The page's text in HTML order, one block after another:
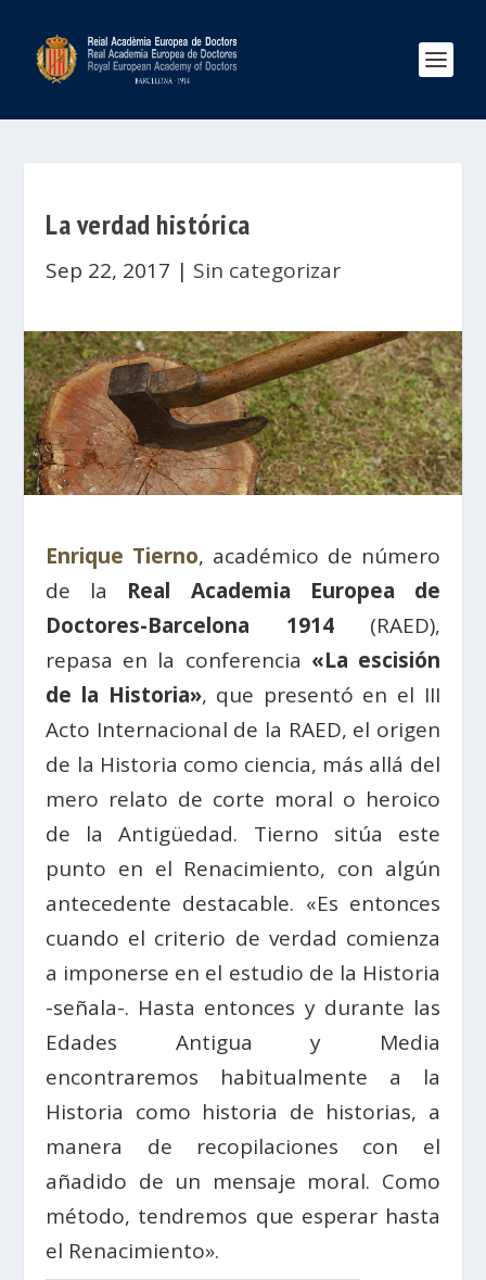
La verdad histórica
Sep 22, 2017 | Sin categorizar
Enrique Tierno, académico de número
de la Real Academia Europea de
Doctores-Barcelona 1914(RAED),
repasa en la conferencia «La escisión
de la Historia», que presentó en el III
Acto Internacional de la RAED, el origen
de la Historia como ciencia, más allá del
mero relato de corte moral o heroico
de la Antigüedad. Tierno sitúa este
punto en el Renacimiento, con algún
antecedente destacable. «Es entonces
cuando el criterio de verdad comienza
a imponerse en el estudio de la Historia
-señala-. Hasta entonces y durante las
Edades Antigua y Media
encontraremos habitualmente a la
Historia como historia de historias, a
manera de recopilaciones con el
añadido de un mensaje moral. Como
método, tendremos que esperar hasta
el Renacimiento».